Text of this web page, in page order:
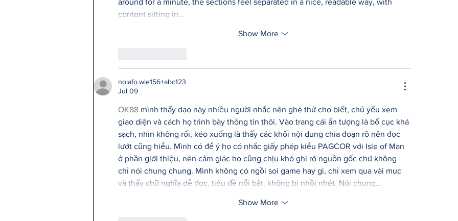
around for a minute, the sections feel separated in a nice, readable way, with
content sitting in…
Show More
nolafo.wle156+abc123
Jul 09
OK88 mình thấy dạo này nhiều người nhắc nên ghé thử cho biết, chủ yếu xem
giao diện và cách họ trình bày thông tin thôi. Vào trang cái ấn tượng là bố cục khá
sạch, nhìn không rối, kéo xuống là thấy các khối nội dung chia đoạn rõ nên đọc
lướt cũng hiểu. Mình có để ý họ có nhắc giấy phép kiểu PAGCOR với Isle of Man
ở phần giới thiệu, nên cảm giác họ cũng chịu khó ghi rõ nguồn gốc chứ không
chỉ nói chung chung. Mình không có ngồi soi game hay gì, chỉ xem qua vài mục
và thấy chữ nghĩa dễ đọc, tiêu đề nổi bật, không bị nhồi nhét. Nói chung…
Show More